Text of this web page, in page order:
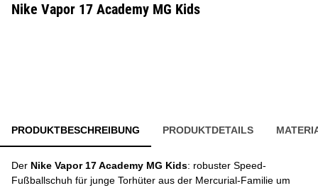
Nike Vapor 17 Academy MG Kids
PRODUKTBESCHREIBUNG PRODUKTDETAILS
Der Nike Vapor 17 Academy MG Kids: robuster Speed-
Fußballschuh für junge Torhüter aus der Mercurial-Familie um